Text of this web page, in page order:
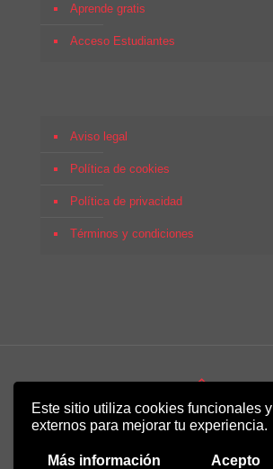
Este sitio utiliza cookies funcionales
externos para mejorar tu experiencia.
Más información Acepto
Aprende gratis
Acceso Estudiantes
Aviso legal
Política de cookies
Política de privacidad
Términos y condiciones
Copyright 2022 - Desirée Bela-